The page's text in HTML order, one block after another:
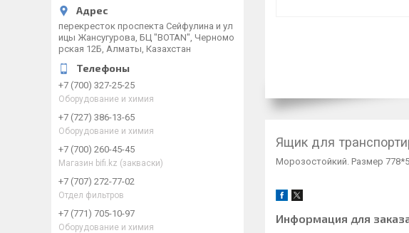
Ящик для
Морозостойкий. Размер
Информация для
перекресток проспекта Сейфулина и ул
ицы Жансугурова, БЦ "BOTAN", Черномо
рская 12Б, Алматы, Казахстан
+7 (700) 327-25-25
Оборудование и химия
+7 (727) 386-13-65
Оборудование и химия
+7 (700) 260-45-45
Магазин bifi.kz (закваски)
+7 (707) 272-77-02
Отдел фильтров
+7 (771) 705-10-97
Оборудование и химия